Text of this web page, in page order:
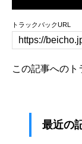
トラックバックURL
この記事へのト
最近の